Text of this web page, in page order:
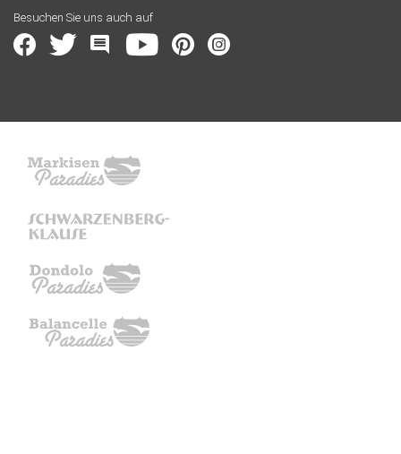
Besuchen Sie uns auch auf